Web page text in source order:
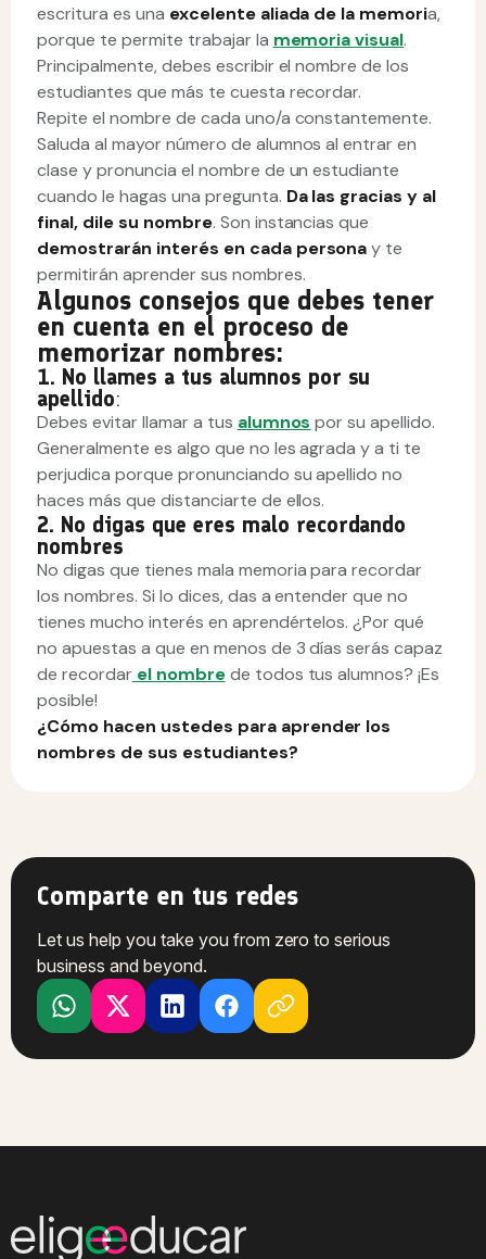
escritura es una excelente aliada de la memoria,
porque te permite trabajar la memoria visual.
Principalmente, debes escribir el nombre de los
estudiantes que más te cuesta recordar.
Repite el nombre de cada uno/a constantemente.
Saluda al mayor número de alumnos al entrar en
clase y pronuncia el nombre de un estudiante
cuando le hagas una pregunta. Da las gracias y al
final, dile su nombre. Son instancias que
demostrarán interés en cada personay te
permitirán aprender sus nombres.
Algunos consejos que debes tener
en cuenta en el proceso de
memorizar nombres:
1. No llames a tus alumnos por su
apellido:
Debes evitar llamar a tus alumnos por su apellido.
Generalmente es algo que no les agrada y a ti te
perjudica porque pronunciando su apellido no
haces más que distanciarte de ellos.
2. No digas que eres malo recordando
nombres
No digas que tienes mala memoria para recordar
los nombres. Si lo dices, das a entender que no
tienes mucho interés en aprendértelos. ¿Por qué
no apuestas a que en menos de 3 días serás capaz
de recordar el nombrede todos tus alumnos? ¡Es
posible!
¿Cómo hacen ustedes para aprender los
nombres de sus estudiantes?
Comparte en tus redes
Let us help you take you from zero to serious
business and beyond.